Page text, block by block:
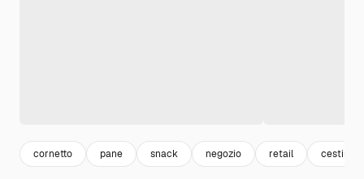
cornetto pane snack negozio retail cestino